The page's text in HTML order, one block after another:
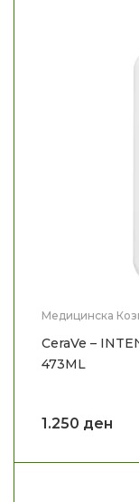
Медицинска
CeraVe –
473ML
1.250 ден